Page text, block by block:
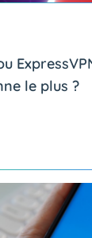
le plus ?